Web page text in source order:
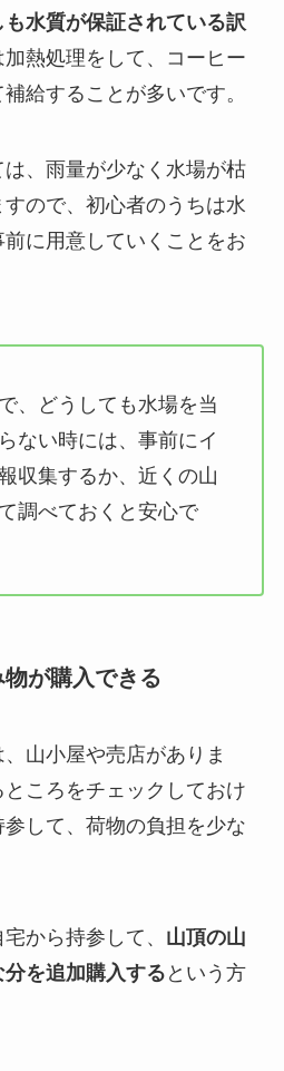
も水質が保証されている訳
加熱処理をして、コーヒー
給することが多いです。
、雨量が少なく水場が枯
ので、 初心者のうちは水
に用意していくことをお
、どうしても水場を当
ない時には、事前にイ
収集するか、近くの山
調べておくと安心で
が購入できる
山小屋や売店がありま
ころをチェックしておけ
して、荷物の負担を少な
から持参して、 山頂の山
を追加購入する という方